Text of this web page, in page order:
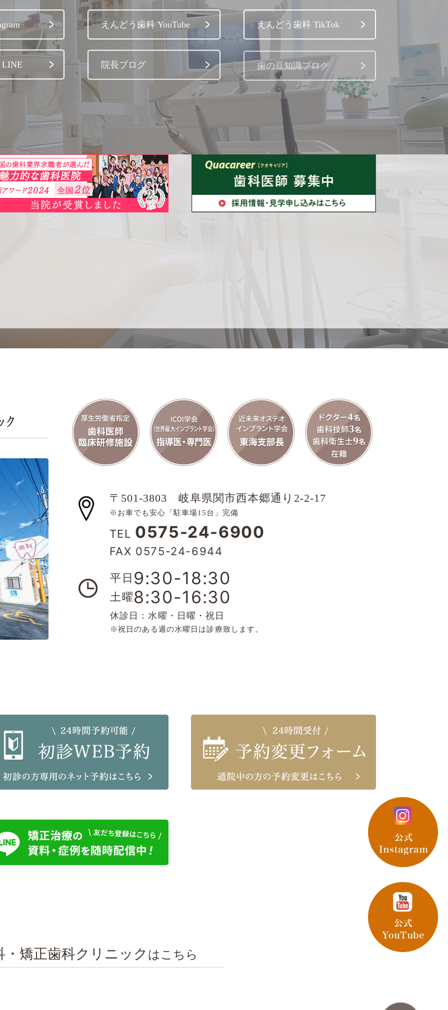
えんどう歯科 YouTube えんどう歯科 TikTok
LINE 院長ブログ 歯の豆知識ブログ
〒501-3803 岐阜県関市西本郷通り2-2-17
※お車でも安心「駐車場15台」完備
TEL 0575-24-6900
FAX 0575-24-6944
平日 9:30-18:30
土曜8:30-16:30
休診日：水曜・日曜・祝日
※祝日のある週の水曜日は診療致します。
・矯正歯科クリニック はこちら